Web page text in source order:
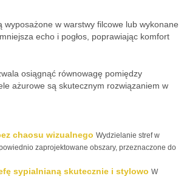
wyposażone w warstwy filcowe lub wykonane
echo i pogłos, poprawiając komfort
osiągnąć równowagę pomiędzy
ażurowe są skutecznym rozwiązaniem w
chaosu wizualnego Wydzielanie stref w
zaprojektowane obszary, przeznaczone do
sypialnianą skutecznie i stylowo W